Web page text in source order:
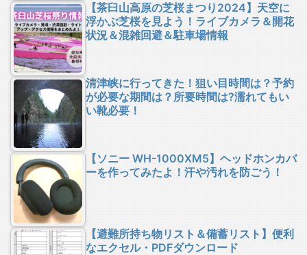
【茶臼山高原の芝桜まつり2024】天空に
浮かぶ芝桜を見よう！ライブカメラ＆開花
状況＆混雑回避＆駐車場情報
清津峡に行ってきた！狙い目時間は？予約
が必要な期間は？所要時間は?濡れてもい
い靴必要！
【ソニー WH-1000XM5】ヘッドホンカバ
ーを作ってみたよ！汗や汚れを防ごう！
【避難所持ち物リスト＆備蓄リスト】便利
なエクセル・PDFダウンロード